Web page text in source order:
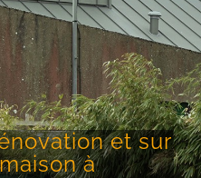
et sur
à